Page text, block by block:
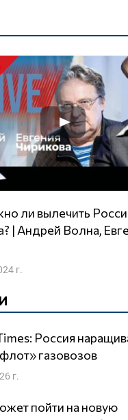
| Андрей Волна,
г.
Россия
газовозов
г.
пойти на новую